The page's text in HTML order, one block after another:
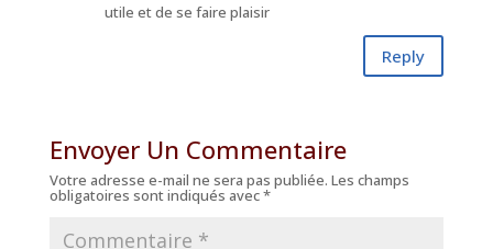
utile et de se faire plaisir
Reply
Envoyer Un Commentaire
Votre adresse e-mail ne sera pas publiée. Les champs
obligatoires sont indiqués avec*